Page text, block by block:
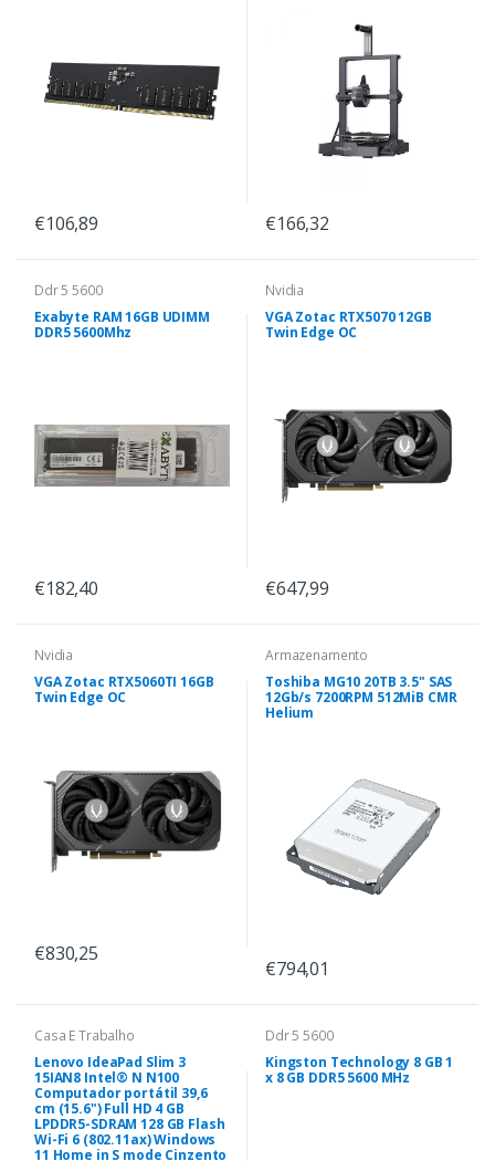
€106,89 €166,32
Ddr 5 5600
Exabyte RAM 16GB UDIMM
DDR5 5600Mhz
€182,40
Nvidia
VGA Zotac RTX5070 12GB
Twin Edge OC
€647,99
Nvidia
VGA Zotac RTX5060TI 16GB
Twin Edge OC
€830,25
Armazenamento
Toshiba MG10 20TB 3.5" SAS
12Gb/s 7200RPM 512MiB CMR
Helium
€794,01
Casa E Trabalho
Lenovo IdeaPad Slim 3
15IAN8 Intel® N N100
Computador portátil 39,6
cm (15.6") Full HD 4 GB
LPDDR5-SDRAM 128 GB Flash
Wi-Fi 6 (802.11ax) Windows
11 Home in S mode Cinzento
Ddr 5 5600
Kingston Technology 8 GB 1
x 8 GB DDR5 5600 MHz